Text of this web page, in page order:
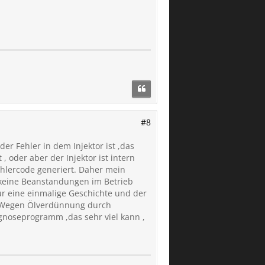
#8
Fehler in dem Injektor ist ,das
, oder aber der Injektor ist intern
generiert. Daher mein
Beanstandungen im Betrieb
eine einmalige Geschichte und der
Ölverdünnung durch
,das sehr viel kann ,